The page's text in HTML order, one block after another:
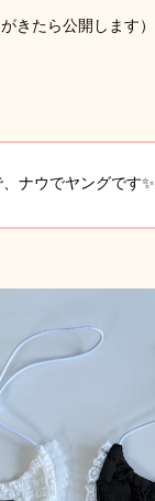
きたら公開します）
ナウでヤングです✨